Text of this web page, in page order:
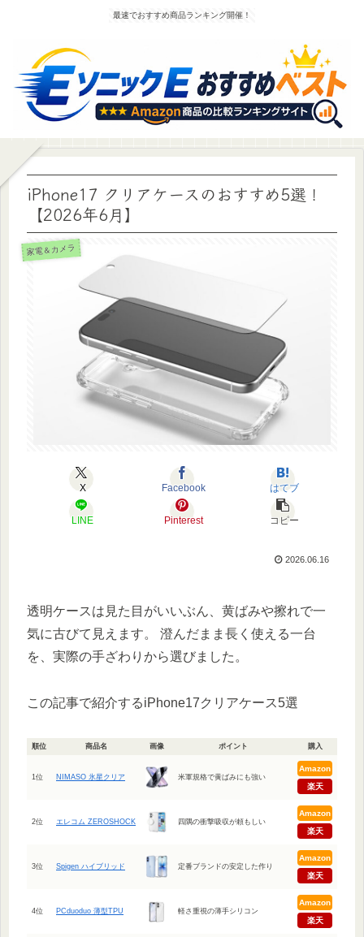
最速でおすすめ商品ランキング開催！
iPhone17 クリアケースのおすすめ5選！
【2026年6月】
家電＆カメラ
X Facebook はてブ
LINE Pinterest コピー
2026.06.16
透明ケースは見た目がいいぶん、黄ばみや擦れで一
気に古びて見えます。 澄んだまま長く使える一台
を、実際の手ざわりから選びました。
この記事で紹介するiPhone17クリアケース5選
順位 商品名 画像 ポイント 購入
1位 NIMASO 氷星クリア 米軍規格で黄ばみにも強い
Amazon
楽天
2位 エレコム ZEROSHOCK 四隅の衝撃吸収が頼もしい
Amazon
楽天
3位 Spigen ハイブリッド 定番ブランドの安定した作り
Amazon
楽天
4位 PCduoduo 薄型TPU 軽さ重視の薄手シリコン
Amazon
楽天